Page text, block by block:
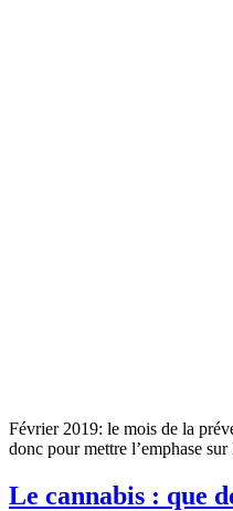
Février 2019: le mois de la
donc pour mettre l’emphase
Le cannabis : que